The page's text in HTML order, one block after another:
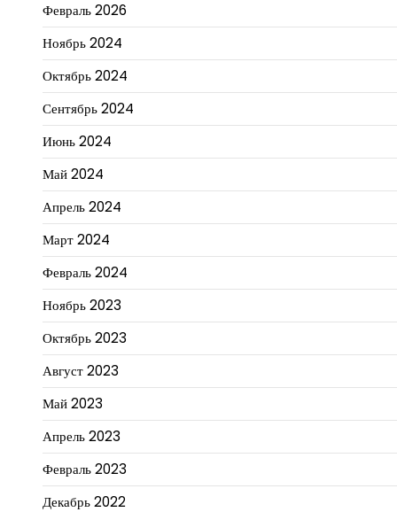
Февраль 2026
Ноябрь 2024
Октябрь 2024
Сентябрь 2024
Июнь 2024
Май 2024
Апрель 2024
Март 2024
Февраль 2024
Ноябрь 2023
Октябрь 2023
Август 2023
Май 2023
Апрель 2023
Февраль 2023
Декабрь 2022